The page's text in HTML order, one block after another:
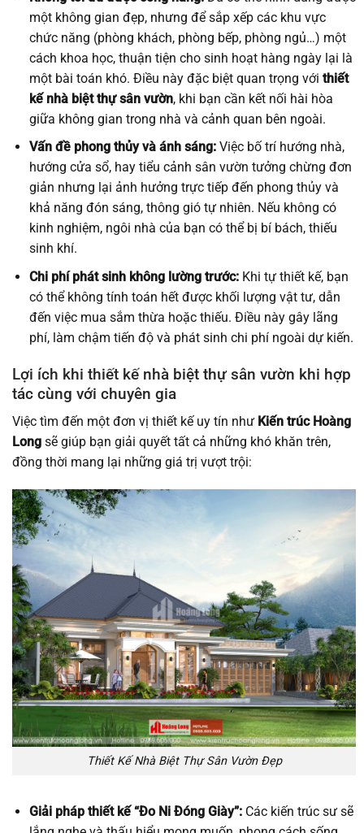
một không gian đẹp, nhưng để sắp xếp các khu vực
chức năng (phòng khách, phòng bếp, phòng ngủ…) một
cách khoa học, thuận tiện cho sinh hoạt hàng ngày lại là
một bài toán khó. Điều này đặc biệt quan trọng với thiết
kế nhà biệt thự sân vườn, khi bạn cần kết nối hài hòa
giữa không gian trong nhà và cảnh quan bên ngoài.
Vấn đề phong thủy và ánh sáng:Việc bố trí hướng nhà,
hướng cửa sổ, hay tiểu cảnh sân vườn tưởng chừng đơn
giản nhưng lại ảnh hưởng trực tiếp đến phong thủy và
khả năng đón sáng, thông gió tự nhiên. Nếu không có
kinh nghiệm, ngôi nhà của bạn có thể bị bí bách, thiếu
sinh khí.
Chi phí phát sinh không lường trước:Khi tự thiết kế, bạn
có thể không tính toán hết được khối lượng vật tư, dẫn
đến việc mua sắm thừa hoặc thiếu. Điều này gây lãng
phí, làm chậm tiến độ và phát sinh chi phí ngoài dự kiến.
Lợi ích khi thiết kế nhà biệt thự sân vườn khi hợp
tác cùng với chuyên gia
Việc tìm đến một đơn vị thiết kế uy tín như Kiến trúc Hoàng
Long sẽ giúp bạn giải quyết tất cả những khó khăn trên,
đồng thời mang lại những giá trị vượt trội:
Thiết Kế Nhà Biệt Thự Sân Vườn Đẹp
Giải pháp thiết kế “Đo Ni Đóng Giày”:Các kiến trúc sư sẽ